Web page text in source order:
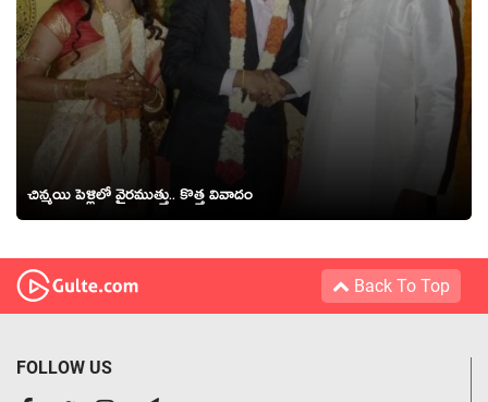
చిన్మ‌యి పెళ్లిలో వైర‌ముత్తు.. కొత్త వివాదం
Back To Top
FOLLOW US